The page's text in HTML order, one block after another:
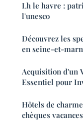
Lh le havre :
l'unesco
Découvrez les
en seine-et-
Acquisition d'un
Essentiel pour
Hôtels de
chèques vacances